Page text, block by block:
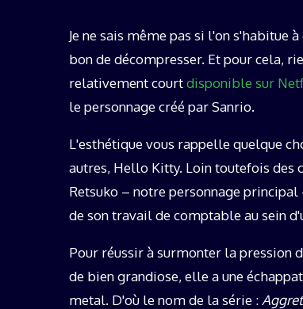
Je ne sais même pas si l'on s'habitue
bon de décompresser. Et pour cela,
relativement courtdisponible sur
le personnage créé par Sanrio.
L'esthétique vous rappelle quelque
autres, Hello Kitty. Loin toutefois des
Retsuko – notre personnage
de son travail de comptable au sein
Pour réussir à surmonter la pression
de bien grandiose, elle a une
metal. D'où le nom de la série :